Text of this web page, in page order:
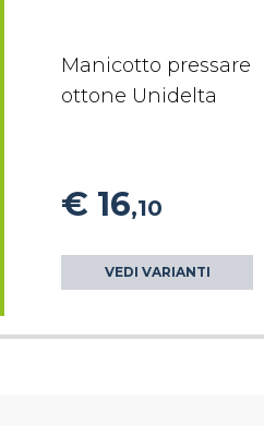
Manicotto pressare
ottone Unidelta
€ 16,10
VEDI VARIANTI